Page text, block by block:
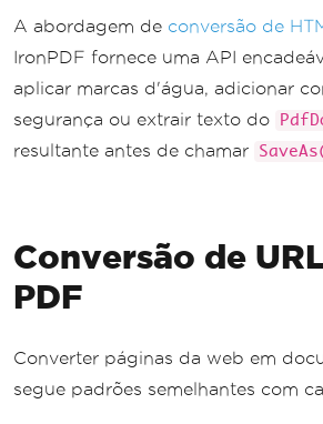
A abordagem de conversão de
IronPDF fornece uma API
aplicar marcas d'água, adicionar
segurança ou extrair texto do
resultante antes de chamar
Conversão de
PDF
Converter páginas da web em
segue padrões semelhantes com